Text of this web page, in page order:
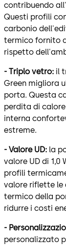
contribuendo
Questi profili
carbonio
termico fornito
rispetto
- Triplo vetro: il
Green migliora
porta. Questa
perdita di
interna
estreme.
- Valore UD: la
valore UD di
profili
valore riflette le
termico della
ridurre i costi
-
personalizzato